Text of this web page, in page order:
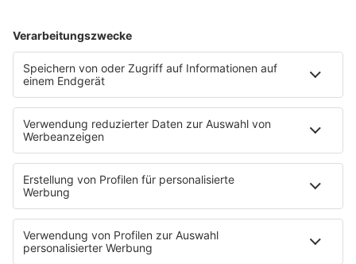
Comedy
Wetter
Verkehr
PODCASTS
Zufall: Wenn ein Moment alles verändert
Küsten-Köppe mit Frank Bremser
Blaulicht. Der Helfer-Podcast
Neues von der Märchenküste
Störche-Schnack. Der Holstein Kiel-Podcast
Politik verstehen... Der R.SH-Podcast mit Carsten Kock!
Jahrhundertgeschichten